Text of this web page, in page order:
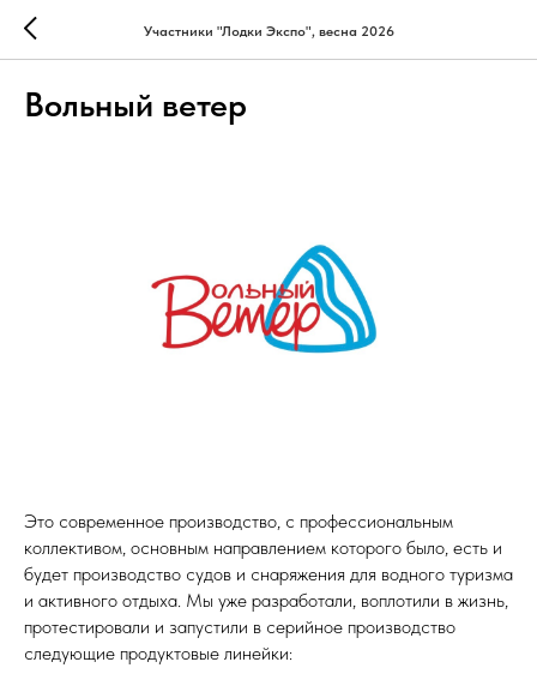
Участники "Лодки Экспо", весна 2026
Вольный ветер
Это современное производство, с профессиональным
коллективом, основным направлением которого было, есть и
будет производство судов и снаряжения для водного туризма
и активного отдыха. Мы уже разработали, воплотили в жизнь,
протестировали и запустили в серийное производство
следующие продуктовые линейки: